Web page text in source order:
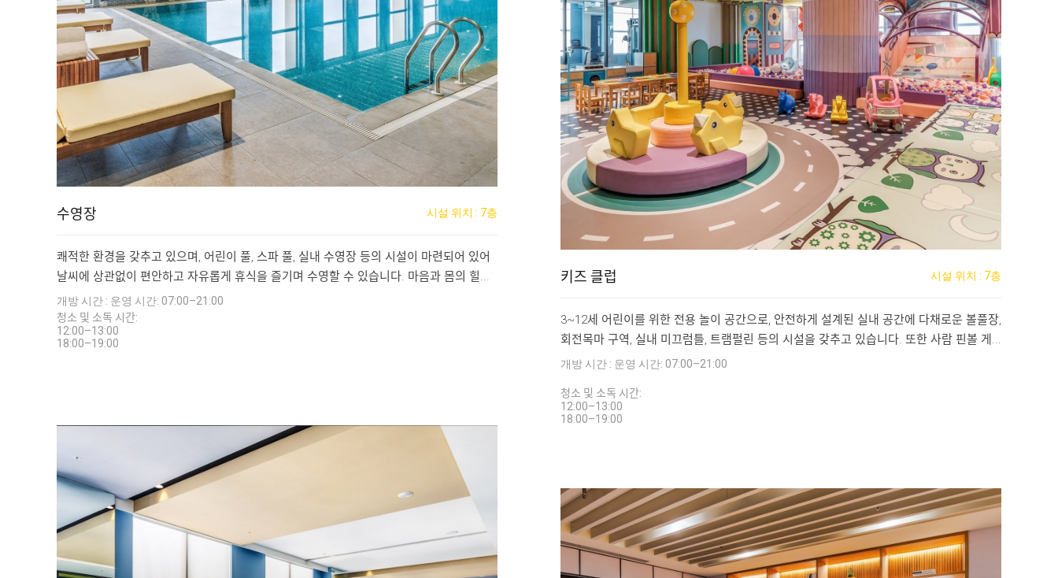
수영장 시설 위치 : 7층
쾌적한 환경을 갖추고 있으며, 어린이 풀, 스파 풀, 실내 수영장 등의 시설이 마련되어 있어
날씨에 상관없이 편안하고 자유롭게 휴식을 즐기며 수영할 수 있습니다. 마음과 몸의 힐...
개방 시간 : 운영 시간: 07:00–21:00
청소 및 소독 시간:
12:00–13:00
18:00–19:00
키즈 클럽 시설 위치 : 7층
3~12세 어린이를 위한 전용 놀이 공간으로, 안전하게 설계된 실내 공간에 다채로운 볼풀장,
회전목마 구역, 실내 미끄럼틀, 트램펄린 등의 시설을 갖추고 있습니다. 또한 사람 핀볼 게...
개방 시간 : 운영 시간: 07:00–21:00
청소 및 소독 시간:
12:00–13:00
18:00–19:00